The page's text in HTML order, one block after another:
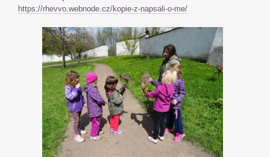
https://rhevvo.webnode.cz/kopie-z-napsali-o-me/